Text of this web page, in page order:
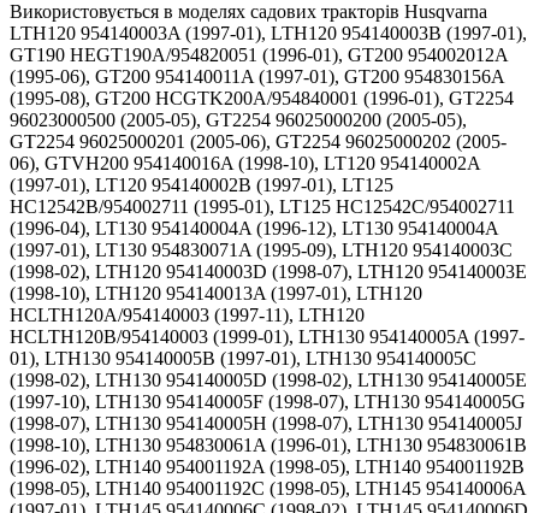
Використовується в моделях садових тракторів Husqvarna
LTH120 954140003A (1997-01), LTH120 954140003B (1997-01),
GT190 HEGT190A/954820051 (1996-01), GT200 954002012A
(1995-06), GT200 954140011A (1997-01), GT200 954830156A
(1995-08), GT200 HCGTK200A/954840001 (1996-01), GT2254
96023000500 (2005-05), GT2254 96025000200 (2005-05),
GT2254 96025000201 (2005-06), GT2254 96025000202 (2005-
06), GTVH200 954140016A (1998-10), LT120 954140002A
(1997-01), LT120 954140002B (1997-01), LT125
HC12542B/954002711 (1995-01), LT125 HC12542C/954002711
(1996-04), LT130 954140004A (1996-12), LT130 954140004A
(1997-01), LT130 954830071A (1995-09), LTH120 954140003C
(1998-02), LTH120 954140003D (1998-07), LTH120 954140003E
(1998-10), LTH120 954140013A (1997-01), LTH120
HCLTH120A/954140003 (1997-11), LTH120
HCLTH120B/954140003 (1999-01), LTH130 954140005A (1997-
01), LTH130 954140005B (1997-01), LTH130 954140005C
(1998-02), LTH130 954140005D (1998-02), LTH130 954140005E
(1997-10), LTH130 954140005F (1998-07), LTH130 954140005G
(1998-07), LTH130 954140005H (1998-07), LTH130 954140005J
(1998-10), LTH130 954830061A (1996-01), LTH130 954830061B
(1996-02), LTH140 954001192A (1998-05), LTH140 954001192B
(1998-05), LTH140 954001192C (1998-05), LTH145 954140006A